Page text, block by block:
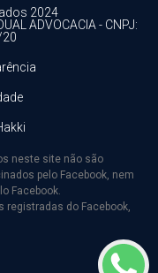
2024
ADVOCACIA - CNPJ:
neste site não são
pelo Facebook, nem
Facebook.
registradas do Facebook,